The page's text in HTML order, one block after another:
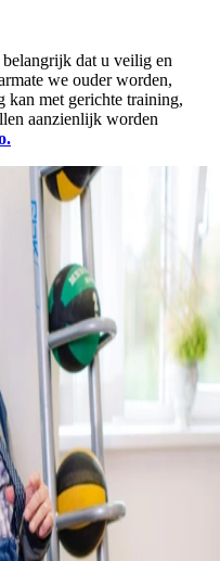
dat u veilig en
we ouder worden,
kan met gerichte training,
aanzienlijk worden